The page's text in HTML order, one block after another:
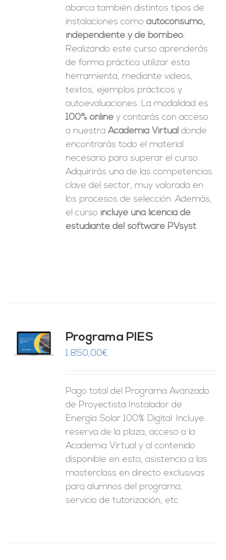
abarca también distintos tipos de
instalaciones comoautoconsumo,
independiente y de bombeo.
Realizando este curso aprenderás
de forma práctica utilizar esta
herramienta, mediante videos,
textos, ejemplos prácticos y
autoevaluaciones. La modalidad es
100% online y contarás con acceso
a nuestraAcademia Virtual donde
encontrarás todo el material
necesario para superar el curso.
Adquirirás una de las competencias
clave del sector, muy valorada en
los procesos de selección. Además,
el curso incluye una licencia de
estudiante del software PVsyst.
Programa PIES
1.850,00€
Pago total del Programa Avanzado
de Proyectista Instalador de
Energía Solar 100% Digital. Incluye
reserva de la plaza, acceso a la
Academia Virtual y al contenido
disponible en esta, asistencia a las
masterclass en directo exclusivas
para alumnos del programa,
servicio de tutorización, etc.